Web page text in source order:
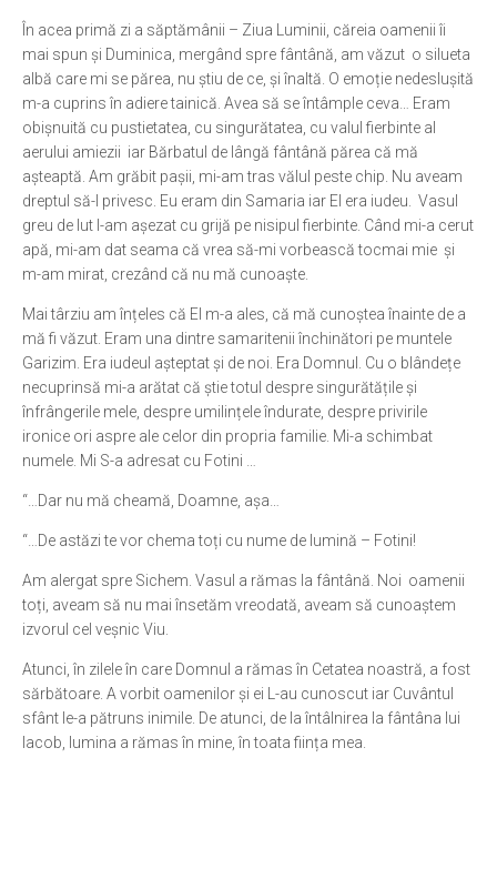
În acea primă zi a săptămânii – Ziua Luminii, căreia oamenii îi
mai spun și Duminica, mergând spre fântână, am văzut o silueta
albă care mi se părea, nu știu de ce, și înaltă. O emoție nedeslușită
m-a cuprins în adiere tainică. Avea să se întâmple ceva… Eram
obișnuită cu pustietatea, cu singurătatea, cu valul fierbinte al
aerului amiezii iar Bărbatul de lângă fântână părea că mă
așteaptă. Am grăbit pașii, mi-am tras vălul peste chip. Nu aveam
dreptul să-l privesc. Eu eram din Samaria iar El era iudeu. Vasul
greu de lut l-am așezat cu grijă pe nisipul fierbinte. Când mi-a cerut
apă, mi-am dat seama că vrea să-mi vorbească tocmai mie și
m-am mirat, crezând că nu mă cunoaște.
Mai târziu am înțeles că El m-a ales, că mă cunoștea înainte de a
mă fi văzut. Eram una dintre samaritenii închinători pe muntele
Garizim. Era iudeul așteptat și de noi. Era Domnul. Cu o blândețe
necuprinsă mi-a arătat că știe totul despre singurătățile și
înfrângerile mele, despre umilințele îndurate, despre privirile
ironice ori aspre ale celor din propria familie. Mi-a schimbat
numele. Mi S-a adresat cu Fotini …
“…Dar nu mă cheamă, Doamne, așa…
“…De astăzi te vor chema toți cu nume de lumină – Fotini!
Am alergat spre Sichem. Vasul a rămas la fântână. Noi oamenii
toți, aveam să nu mai însetăm vreodată, aveam să cunoaștem
izvorul cel veșnic Viu.
Atunci, în zilele în care Domnul a rămas în Cetatea noastră, a fost
sărbătoare. A vorbit oamenilor și ei L-au cunoscut iar Cuvântul
sfânt le-a pătruns inimile. De atunci, de la întâlnirea la fântâna lui
Iacob, lumina a rămas în mine, în toata ființa mea.